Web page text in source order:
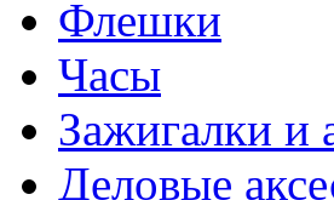
Флешки
Часы
Зажигалки и
Деловые